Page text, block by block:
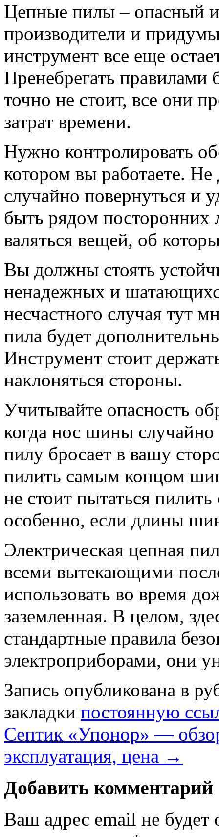
Цепные пилы – опасный
производители и
инструмент все еще
Пренебрегать правилами
точно не стоит, все они
затрат времени.
Нужно контролировать
котором вы работаете.
случайно повернуться и
быть рядом
валяться вещей, об
Вы должны стоять
ненадежных и
несчастного случая тут
пила будет
Инструмент стоит
наклоняться стороны.
Учитывайте опасность
когда нос шины случайно
пилу бросает в вашу
пилить самым концом
не стоит пытаться пилить
особенно, если длины
Электрическая цепная
всеми вытекающими
использовать во время
заземленная. В целом,
стандартные правила
электроприборами, они
Запись опубликована в
закладки постоянную
Септик «Упонор» —
эксплуатация, цена →
Добавить комментарий
Ваш адрес email не будет